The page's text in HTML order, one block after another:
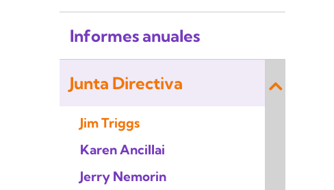
Informes anuales
Junta Directiva
Jim Triggs
Karen Ancillai
Jerry Nemorin